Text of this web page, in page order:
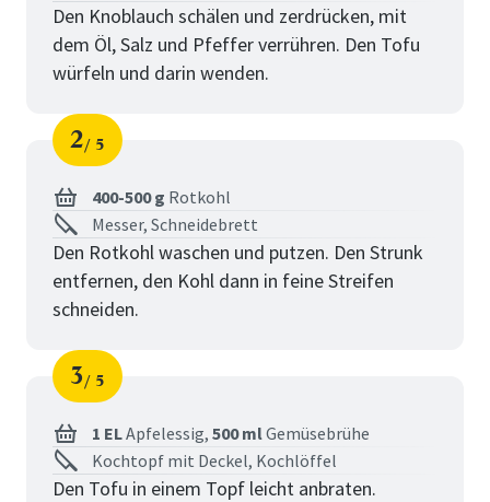
Den Knoblauch schälen und zerdrücken, mit
dem Öl, Salz und Pfeffer verrühren. Den Tofu
würfeln und darin wenden.
Schritt
2
von
5
400-500 g Rotkohl
Messer, Schneidebrett
Den Rotkohl waschen und putzen. Den Strunk
entfernen, den Kohl dann in feine Streifen
schneiden.
Schritt
3
von
5
1 ELApfelessig, 500 mlGemüsebrühe
Kochtopf mit Deckel, Kochlöffel
Den Tofu in einem Topf leicht anbraten.